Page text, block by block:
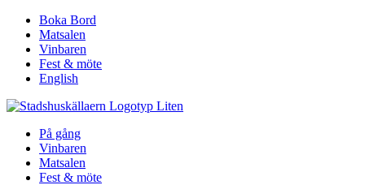
Boka Bord
Matsalen
Vinbaren
Fest & möte
English
På gång
Vinbaren
Matsalen
Fest & möte